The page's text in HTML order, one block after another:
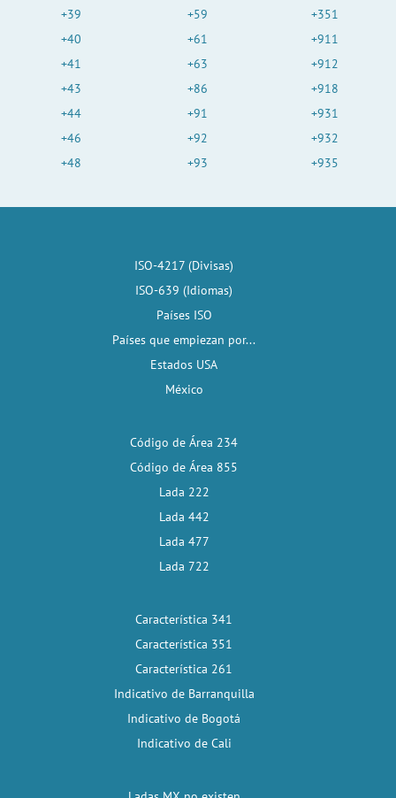
+39
+40
+41
+43
+44
+46
+48
+59
+61
+63
+86
+91
+92
+93
+351
+911
+912
+918
+931
+932
+935
ISO-4217 (Divisas)
ISO-639 (Idiomas)
Países ISO
Países que empiezan por...
Estados USA
México
Código de Área 234
Código de Área 855
Lada 222
Lada 442
Lada 477
Lada 722
Característica 341
Característica 351
Característica 261
Indicativo de Barranquilla
Indicativo de Bogotá
Indicativo de Cali